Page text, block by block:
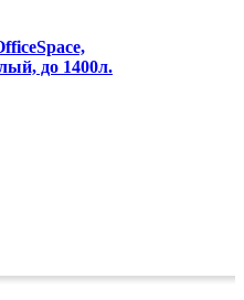
до 1400л.